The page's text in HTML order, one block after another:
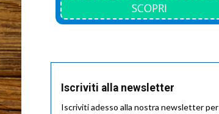
SCOPRI
Iscriviti alla newsletter
Iscriviti adesso alla nostra newsletter per